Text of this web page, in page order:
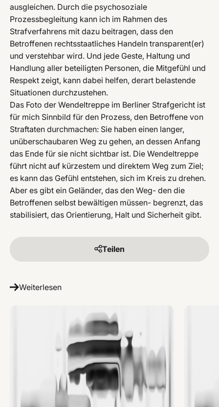
ausgleichen. Durch die psychosoziale
Prozessbegleitung kann ich im Rahmen des
Strafverfahrens mit dazu beitragen, dass den
Betroffenen rechtsstaatliches Handeln transparent(er)
und verstehbar wird. Und jede Geste, Haltung und
Handlung aller beteiligten Personen, die Mitgefühl und
Respekt zeigt, kann dabei helfen, derart belastende
Situationen durchzustehen.
Das Foto der Wendeltreppe im Berliner Strafgericht ist
für mich Sinnbild für den Prozess, den Betroffene von
Straftaten durchmachen: Sie haben einen langer,
unüberschaubaren Weg zu gehen, an dessen Anfang
das Ende für sie nicht sichtbar ist. Die Wendeltreppe
führt nicht auf kürzestem und direktem Weg zum Ziel;
es kann das Gefühl entstehen, sich im Kreis zu drehen.
Aber es gibt ein Geländer, das den Weg- den die
Betroffenen selbst bewältigen müssen- begrenzt, das
stabilisiert, das Orientierung, Halt und Sicherheit gibt.
Teilen
Weiterlesen